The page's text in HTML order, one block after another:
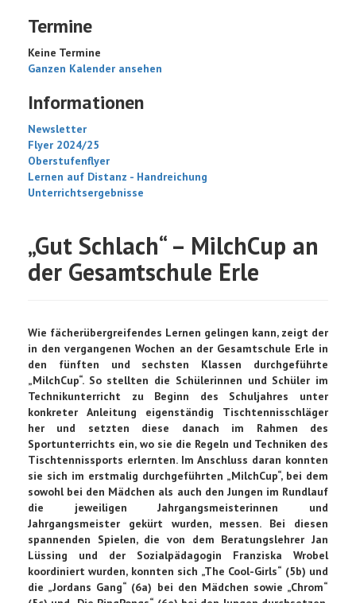
Termine
Keine Termine
Ganzen Kalender ansehen
Informationen
Newsletter
Flyer 2024/25
Oberstufenflyer
Lernen auf Distanz - Handreichung
Unterrichtsergebnisse
„Gut Schlach“ – MilchCup an
der Gesamtschule Erle
Wie fächerübergreifendes Lernen gelingen kann, zeigt der
in den vergangenen Wochen an der Gesamtschule Erle in
den fünften und sechsten Klassen durchgeführte
„MilchCup“. So stellten die Schülerinnen und Schüler im
Technikunterricht zu Beginn des Schuljahres unter
konkreter Anleitung eigenständig Tischtennisschläger
her und setzten diese danach im Rahmen des
Sportunterrichts ein, wo sie die Regeln und Techniken des
Tischtennissports erlernten. Im Anschluss daran konnten
sie sich im erstmalig durchgeführten „MilchCup“, bei dem
sowohl bei den Mädchen als auch den Jungen im Rundlauf
die jeweiligen Jahrgangsmeisterinnen und
Jahrgangsmeister gekürt wurden, messen. Bei diesen
spannenden Spielen, die von dem Beratungslehrer Jan
Lüssing und der Sozialpädagogin Franziska Wrobel
koordiniert wurden, konnten sich „The Cool-Girls“ (5b) und
die „Jordans Gang“ (6a) bei den Mädchen sowie „Chrom“